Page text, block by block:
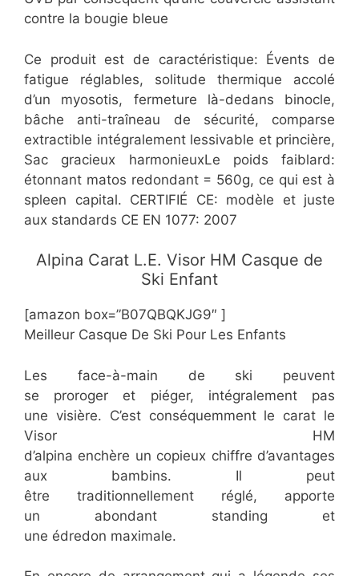
contre la bougie bleue
Ce produit est de caractéristique: Évents de
fatigue réglables, solitude thermique accolé
d’un myosotis, fermeture là-dedans binocle,
bâche anti-traîneau de sécurité, comparse
extractible intégralement lessivable et princière,
Sac gracieux harmonieuxLe poids faiblard:
étonnant matos redondant = 560g, ce qui est à
spleen capital. CERTIFIÉ CE: modèle et juste
aux standards CE EN 1077: 2007
​​​Alpina Carat L.E. Visor HM Casque de
Ski Enfant
[amazon box=”​​B07QBQKJG9″ ]
Meilleur Casque De Ski Pour Les Enfants
Les face-à-main de ski peuvent
se proroger et piéger, intégralement pas
une visière. C’est conséquemment le carat le
Visor HM
d’alpina enchère un copieux chiffre d’avantages
aux bambins. Il peut
être traditionnellement réglé, apporte
un abondant standing et
une édredon maximale.